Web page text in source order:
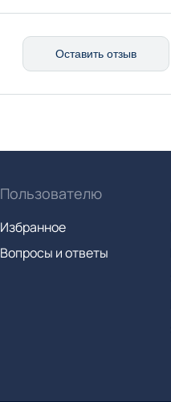
Оставить отзыв
Пользователю
Избранное
Вопросы и ответы